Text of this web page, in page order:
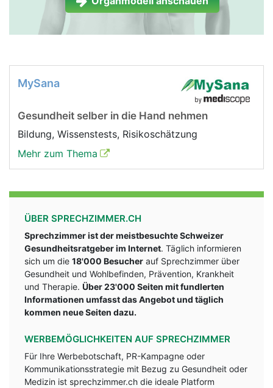
MySana
Gesundheit selber in die Hand nehmen
Bildung, Wissenstests, Risikoschätzung
Mehr zum Thema
ÜBER SPRECHZIMMER.CH
Sprechzimmer ist der meistbesuchte Schweizer
Gesundheitsratgeber im Internet. Täglich informieren
sich um die 18'000 Besucher auf Sprechzimmer über
Gesundheit und Wohlbefinden, Prävention, Krankheit
und Therapie. Über 23'000 Seiten mit fundlerten
Informationen umfasst das Angebot und täglich
kommen neue Seiten dazu.
WERBEMÖGLICHKEITEN AUF SPRECHZIMMER
Für Ihre Werbebotschaft, PR-Kampagne oder
Kommunikationsstrategie mit Bezug zu Gesundheit oder
Medizin ist sprechzimmer.ch die ideale Platform